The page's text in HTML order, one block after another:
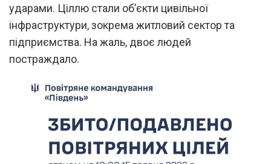
ударами. Ціллю стали обʼєкти цивільної
інфраструктури, зокрема житловий сектор та
підприємства. На жаль, двоє людей
постраждало.